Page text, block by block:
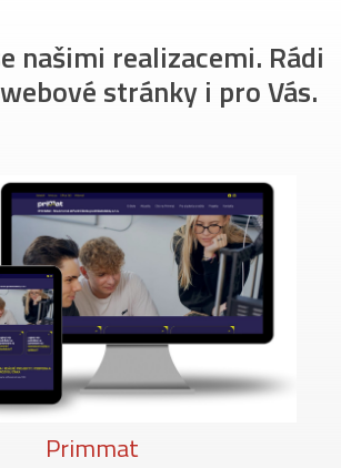
našimi realizacemi. Rádi
stránky i pro Vás.
Primmat